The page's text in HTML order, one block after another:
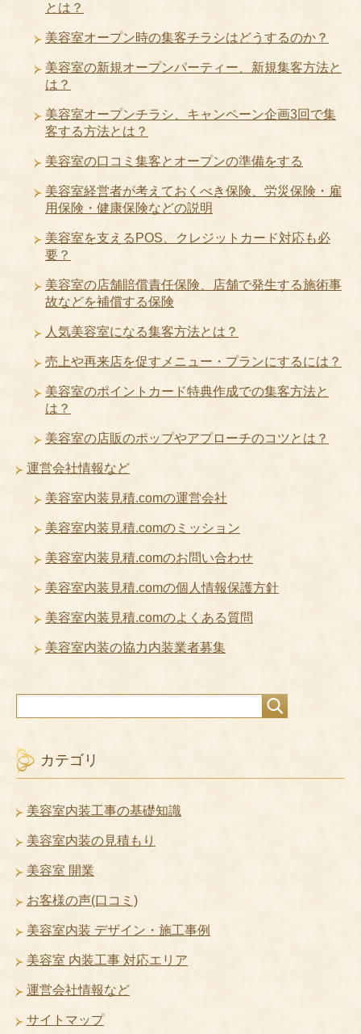
とは？
美容室オープン時の集客チラシはどうするのか？
美容室の新規オープンパーティー、新規集客方法と
は？
美容室オープンチラシ、キャンペーン企画3回で集
客する方法とは？
美容室の口コミ集客とオープンの準備をする
美容室経営者が考えておくべき保険、労災保険・雇
用保険・健康保険などの説明
美容室を支えるPOS、クレジットカード対応も必
要？
美容室の店舗賠償責任保険、店舗で発生する施術事
故などを補償する保険
人気美容室になる集客方法とは？
売上や再来店を促すメニュー・プランにするには？
美容室のポイントカード特典作成での集客方法と
は？
美容室の店販のポップやアプローチのコツとは？
運営会社情報など
美容室内装見積.comの運営会社
美容室内装見積.comのミッション
美容室内装見積.comのお問い合わせ
美容室内装見積.comの個人情報保護方針
美容室内装見積.comのよくある質問
美容室内装の協力内装業者募集
カテゴリ
美容室内装工事の基礎知識
美容室内装の見積もり
美容室 開業
お客様の声(口コミ)
美容室内装 デザイン・施工事例
美容室 内装工事 対応エリア
運営会社情報など
サイトマップ